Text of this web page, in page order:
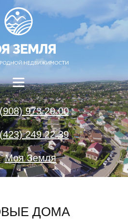
973 29 00
249 22 39
Моя Земля
ДОМА